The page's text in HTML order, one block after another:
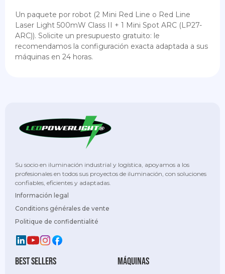
Un paquete por robot (2 Mini Red Line o Red Line
Laser Light 500mW Class II + 1 Mini Spot ARC (LP27-
ARC)). Solicite un presupuesto gratuito: le
recomendamos la configuración exacta adaptada a sus
máquinas en 24 horas.
Su socio en iluminación industrial y logística, apoyamos a los
profesionales en todos sus proyectos de iluminación, con soluciones
confiables, eficientes y adaptadas.
Información legal
Conditions générales de vente
Politique de confidentialité
best sellers Máquinas